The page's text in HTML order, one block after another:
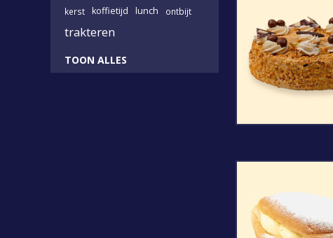
kerst koffietijd lunch ontbijt
trakteren
TOON ALLES